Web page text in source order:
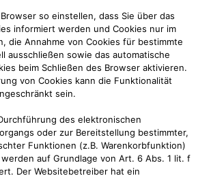
so einstellen, dass Sie über das
informiert werden und Cookies nur im
die Annahme von Cookies für bestimmte
ausschließen sowie das automatische
beim Schließen des Browser aktivieren.
von Cookies kann die Funktionalität
sein.
des elektronischen
oder zur Bereitstellung bestimmter,
Funktionen (z.B. Warenkorbfunktion)
auf Grundlage von Art. 6 Abs. 1 lit. f
Der Websitebetreiber hat ein